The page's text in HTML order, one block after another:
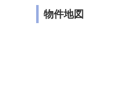
物件地図